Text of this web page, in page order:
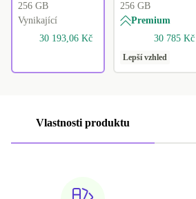
256 GB
Vynikající
30 193,06 Kč
256 GB
Premium
30 785 Kč
Lepší vzhled
Vlastnosti produktu